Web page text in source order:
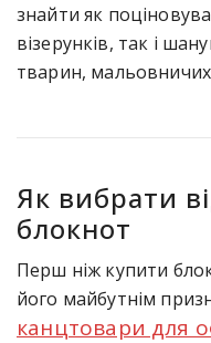
знайти як
візерунків, так і
тварин, мальовничих
Як вибрати
блокнот
Перш ніж купити
його майбутнім
канцтовари для